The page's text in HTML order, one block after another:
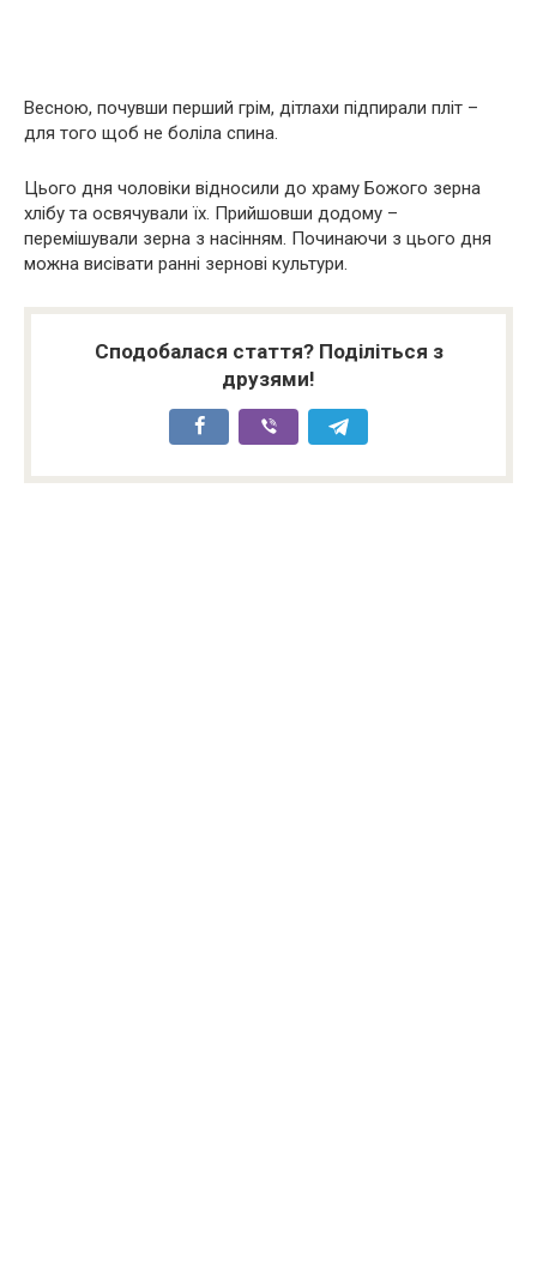
Весною, почувши перший грім, дітлахи підпирали пліт –
для того щоб не боліла спина.
Цього дня чоловіки відносили до храму Божого зерна
хлібу та освячували їх. Прийшовши додому –
перемішували зерна з насінням. Починаючи з цього дня
можна висівати ранні зернові культури.
Сподобалася стаття? Поділіться з
друзями!